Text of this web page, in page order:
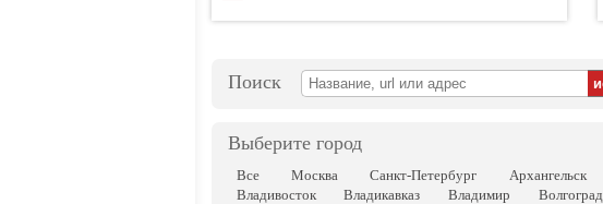
Поиск
Выберите город
Все Москва Санкт-Петербург Архангельск
Владивосток
Владикавказ Владимир Волгоград